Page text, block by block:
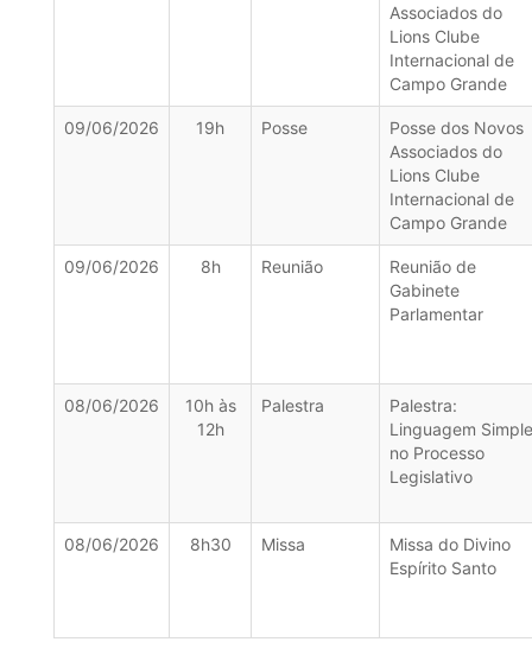
Associados do
Lions Clube
Internacional de
Campo Grande
09/06/2026 19h Posse
Posse dos Novos
Associados do
Lions Clube
Internacional de
Campo Grande
09/06/2026 8h Reunião
Reunião de
Gabinete
Parlamentar
08/06/2026
10h às
12h
Palestra
Palestra:
Linguagem
no Processo
Legislativo
08/06/2026 8h30 Missa
Missa do Divino
Espírito Santo